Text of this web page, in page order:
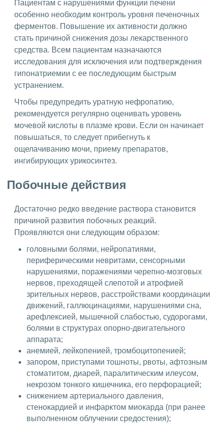
Пациентам с нарушениями функции печени
особенно необходим контроль уровня печеночных
ферментов. Повышение их активности должно
стать причиной снижения дозы лекарственного
средства. Всем пациентам назначаются
исследования для исключения или подтверждения
гипонатриемии с ее последующим быстрым
устранением.
Чтобы предупредить уратную нефропатию,
рекомендуется регулярно оценивать уровень
мочевой кислоты в плазме крови. Если он начинает
повышаться, то следует прибегнуть к
ощелачиванию мочи, приему препаратов,
ингибирующих урикосинтез.
Побочные действия
Достаточно редко введение раствора становится
причиной развития побочных реакций.
Проявляются они следующим образом:
головными болями, нейропатиями,
периферическими невритами, сенсорными
нарушениями, поражениями черепно-мозговых
нервов, преходящей слепотой и атрофией
зрительных нервов, расстройствами координации
движений, галлюцинациями, нарушениями сна,
арефлексией, мышечной слабостью, судорогами,
болями в структурах опорно-двигательного
аппарата;
анемией, лейкопенией, тромбоцитопенией;
запором, приступами тошноты, рвоты, афтозным
стоматитом, диарей, паралитическим илеусом,
некрозом тонкого кишечника, его перфорацией;
снижением артериального давления,
стенокардией и инфарктом миокарда (при ранее
выполненном облучении средостения);